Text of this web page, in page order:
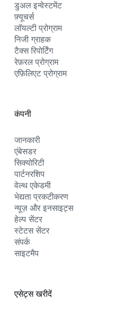
डुअल इन्वेस्टमेंट
फ़्यूचर्स
लॉयल्टी प्रोग्राम
निजी ग्राहक
टैक्स रिपोर्टिंग
रेफ़रल प्रोग्राम
एफ़िलिएट प्रोग्राम
कंपनी
जानकारी
एंबेसडर
सिक्योरिटी
पार्टनरशिप
वेल्थ एकेडमी
भेद्यता प्रकटीकरण
न्यूज़ और इनसाइट्स
हेल्प सेंटर
स्टेटस सेंटर
संपर्क
साइटमैप
एसेट्स खरीदें